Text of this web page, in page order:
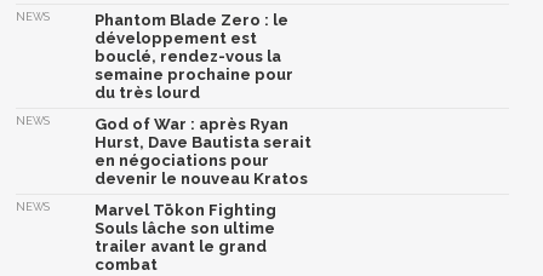
NEWS
Phantom Blade Zero : le
développement est
bouclé, rendez-vous la
semaine prochaine pour
du très lourd
NEWS
God of War : après Ryan
Hurst, Dave Bautista serait
en négociations pour
devenir le nouveau Kratos
NEWS
Marvel Tōkon Fighting
Souls lâche son ultime
trailer avant le grand
combat